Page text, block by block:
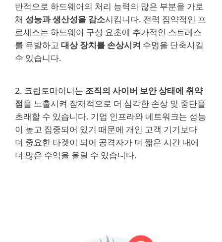
반적으로 하드웨어의 처리 능력의 많은 부분을 가로
채 성능과 생산성을 감소시킵니다. 전력 집약적인 프
로세스는 하드웨어 구성 요초에 추가적인 스트레스
를 유발하고 대상 장치를 손상시켜 수명을 단축시킬
수 있습니다.
2. 크립토마이너는 조직의 사이버 보안 상태에 취약
점을 노출시켜 잠재적으로 더 심각한 손상 및 중단을
초래할 수 있습니다. 기업 인프라와 네트워크는 성능
이 높고 집중되어 있기 때문에 개인 고객 기기보다
더 중요한 타겟이 되어 공격자가 더 짧은 시간 내에
더 많은 수익을 올릴 수 있습니다.